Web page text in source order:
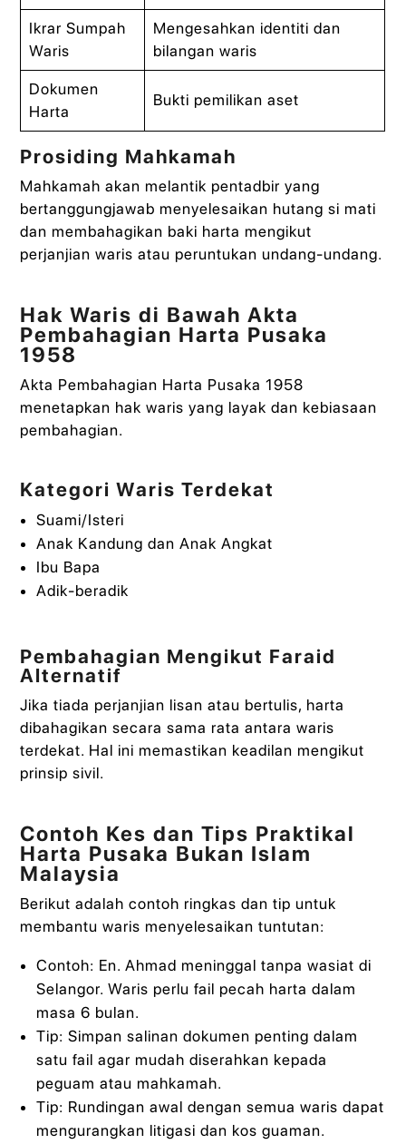
Ikrar Sumpah
Waris
Mengesahkan identiti dan
bilangan waris
Dokumen
Harta
Bukti pemilikan aset
Prosiding Mahkamah
Mahkamah akan melantik pentadbir yang
bertanggungjawab menyelesaikan hutang si mati
dan membahagikan baki harta mengikut
perjanjian waris atau peruntukan undang-undang.
Hak Waris di Bawah Akta
Pembahagian Harta Pusaka
1958
Akta Pembahagian Harta Pusaka 1958
menetapkan hak waris yang layak dan kebiasaan
pembahagian.
Kategori Waris Terdekat
Suami/Isteri
Anak Kandung dan Anak Angkat
Ibu Bapa
Adik-beradik
Pembahagian Mengikut Faraid
Alternatif
Jika tiada perjanjian lisan atau bertulis, harta
dibahagikan secara sama rata antara waris
terdekat. Hal ini memastikan keadilan mengikut
prinsip sivil.
Contoh Kes dan Tips Praktikal
Harta Pusaka Bukan Islam
Malaysia
Berikut adalah contoh ringkas dan tip untuk
membantu waris menyelesaikan tuntutan:
Contoh: En. Ahmad meninggal tanpa wasiat di
Selangor. Waris perlu fail pecah harta dalam
masa 6 bulan.
Tip: Simpan salinan dokumen penting dalam
satu fail agar mudah diserahkan kepada
peguam atau mahkamah.
Tip: Rundingan awal dengan semua waris dapat
mengurangkan litigasi dan kos guaman.